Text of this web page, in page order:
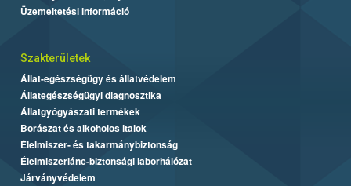
Üzemeltetési információ
Szakterületek
Állat-egészségügy és állatvédelem
Állategészségügyi diagnosztika
Állatgyógyászati termékek
Borászat és alkoholos italok
Élelmiszer- és takarmánybiztonság
Élelmiszerlánc-biztonsági laborhálózat
Járványvédelem